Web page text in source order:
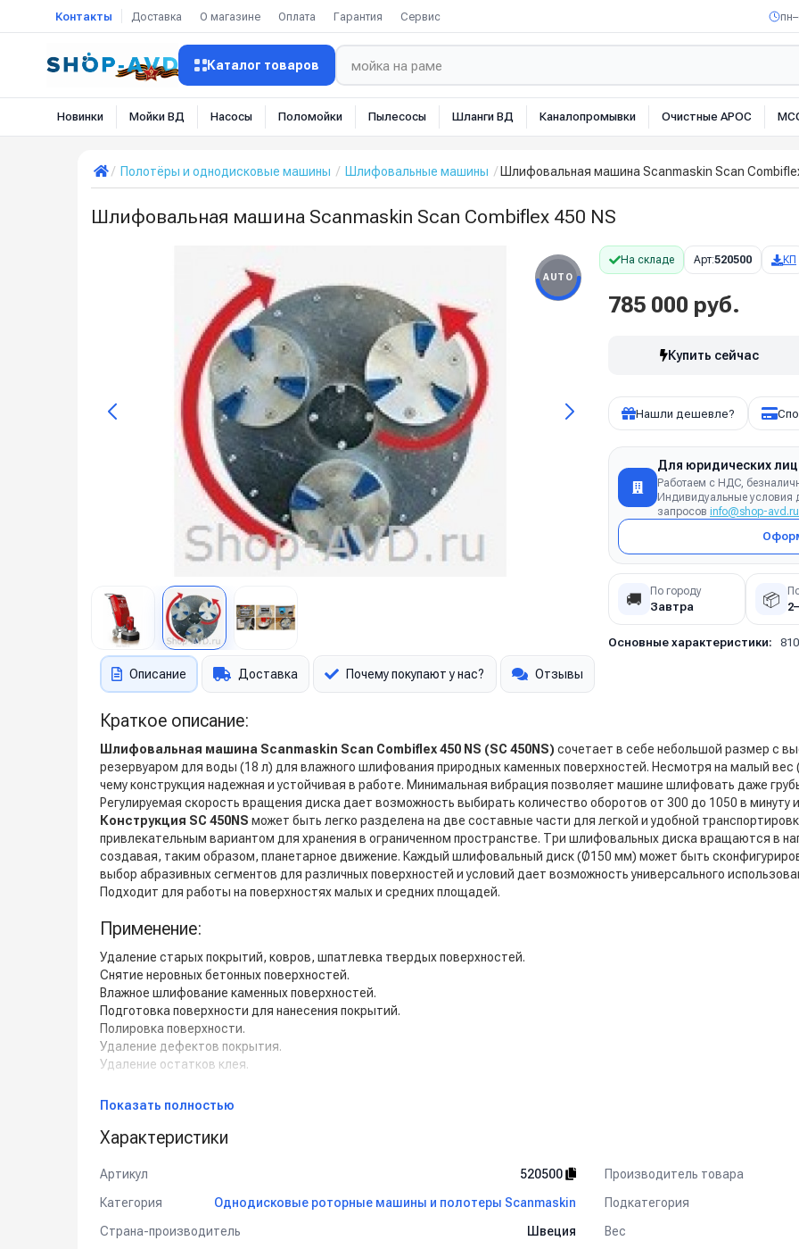
Контакты Доставка О магазине Оплата Гарантия Сервис
Каталог товаров
Новинки Мойки ВД Насосы Поломойки Пылесосы Шланги ВД Каналопромывки Очистные АРОС
Полотёры и однодисковые машины Шлифовальные машины Шлифовальная машина Scanmaskin Scan
Шлифовальная машина Scanmaskin Scan Combiflex 450 NS
AUTO
На складе Арт:520500 КП
785 000 руб.
Купить сейчас
Нашли дешевле?
Для юридических лиц
Работаем с НДС,
Индивидуальные условия
запросов info@shop-avd.ru
🚚 По городу
Завтра 📦
Основные характеристики:
Описание Доставка Почему покупают у нас? Отзывы
Краткое описание:
Шлифовальная машина Scanmaskin Scan Combiflex 450 NS (SC 450NS) сочетает в себе небольшой размер с
резервуаром для воды (18 л) для влажного шлифования природных каменных поверхностей. Несмотря на малый вес
чему конструкция надежная и устойчивая в работе. Минимальная вибрация позволяет машине шлифовать даже
Регулируемая скорость вращения диска дает возможность выбирать количество оборотов от 300 до 1050 в минуту
Конструкция SC 450NS может быть легко разделена на две составные части для легкой и удобной
привлекательным вариантом для хранения в ограниченном пространстве. Три шлифовальных диска вращаются в
создавая, таким образом, планетарное движение. Каждый шлифовальный диск (Ø150 мм) может быть
выбор абразивных сегментов для различных поверхностей и условий дает возможность универсального
Подходит для работы на поверхностях малых и средних площадей.
Применение:
Удаление старых покрытий, ковров, шпатлевка твердых поверхностей.
Снятие неровных бетонных поверхностей.
Влажное шлифование каменных поверхностей.
Подготовка поверхности для нанесения покрытий.
Полировка поверхности.
Удаление дефектов покрытия.
Удаление остатков клея.
Обратите внимание:
Показать полностью
Характеристики
Артикул 520500 Производитель товара
Категория
Однодисковые роторные машины и полотеры Scanmaskin Подкатегория
Страна-производитель
Швеция Вес